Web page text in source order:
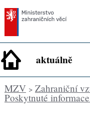
aktuálně
MZV> Zahraniční
Poskytnuté